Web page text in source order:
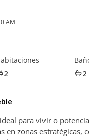
AM
2 2
para vivir o
en zonas estratégicas,